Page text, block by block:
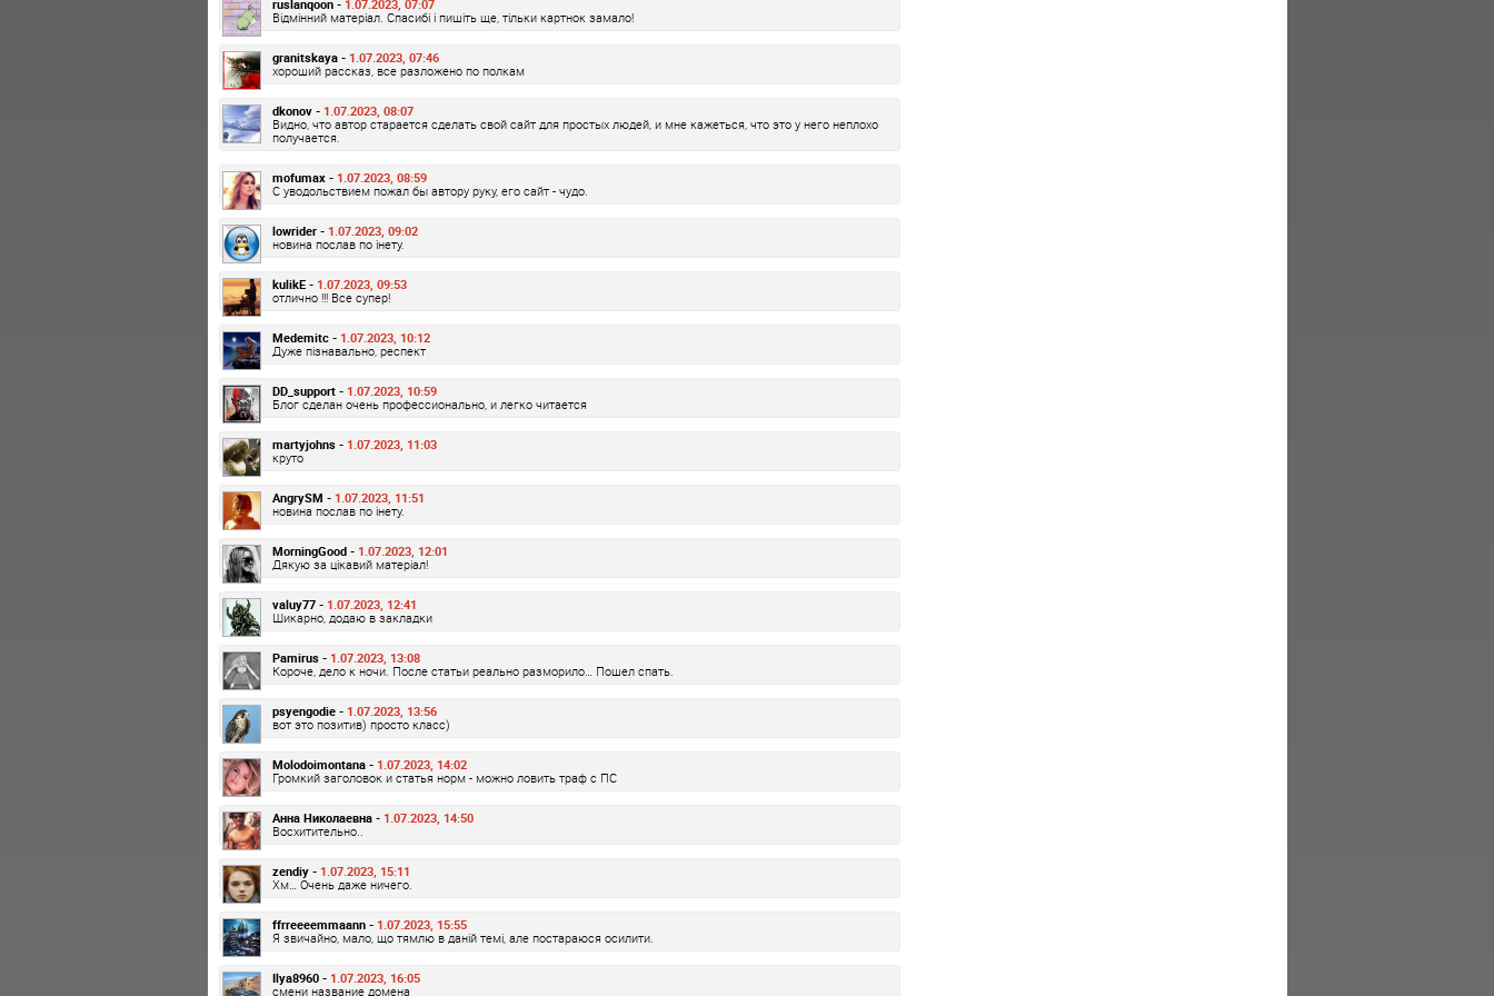
ruslanqoon - 1.07.2023, 07:07
Відмінний матеріал. Спасибі і пишіть ще, тільки картнок замало!
granitskaya - 1.07.2023, 07:46
хороший рассказ, все разложено по полкам
dkonov - 1.07.2023, 08:07
Видно, что автор старается сделать свой сайт для простых людей, и мне кажеться, что это у него неплохо
получается.
mofumax - 1.07.2023, 08:59
С уводольствием пожал бы автору руку, его сайт - чудо.
lowrider - 1.07.2023, 09:02
новина послав по інету.
kulikE - 1.07.2023, 09:53
отлично !!! Все супер!
Medemitc - 1.07.2023, 10:12
Дуже пізнавально, респект
DD_support - 1.07.2023, 10:59
Блог сделан очень профессионально, и легко читается
martyjohns - 1.07.2023, 11:03
круто
AngrySM - 1.07.2023, 11:51
новина послав по інету.
MorningGood - 1.07.2023, 12:01
Дякую за цікавий матеріал!
valuy77 - 1.07.2023, 12:41
Шикарно, додаю в закладки
Pamirus - 1.07.2023, 13:08
Короче, дело к ночи. После статьи реально разморило… Пошел спать.
psyengodie - 1.07.2023, 13:56
вот это позитив) просто класс)
Molodoimontana - 1.07.2023, 14:02
Громкий заголовок и статья норм - можно ловить траф с ПС
Анна Николаевна - 1.07.2023, 14:50
Восхитительно..
zendiy - 1.07.2023, 15:11
Хм… Очень даже ничего.
ffrreeeemmaann - 1.07.2023, 15:55
Я звичайно, мало, що тямлю в даній темі, але постараюся осилити.
Ilya8960 - 1.07.2023, 16:05
смени название домена